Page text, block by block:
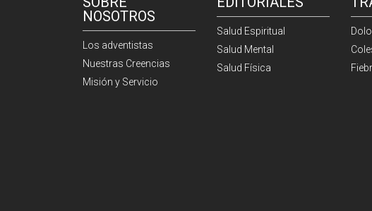
NOSOTROS
Los adventistas
Nuestras Creencias
Misión y Servicio
Salud Espiritual
Salud Mental
Salud Física